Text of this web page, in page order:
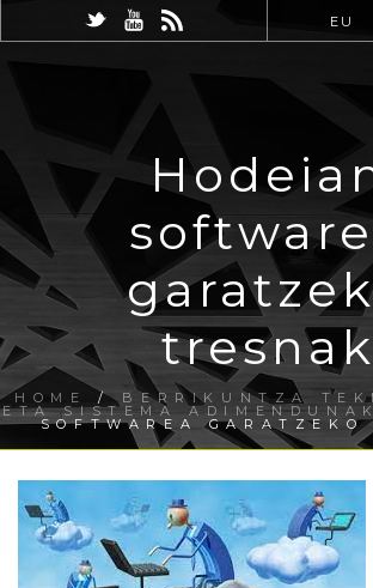
EU
tresnak
HOME / BERRIKUNTZA
ETA SISTEMA ADIMENDUNAK
SOFTWAREA GARATZEKO